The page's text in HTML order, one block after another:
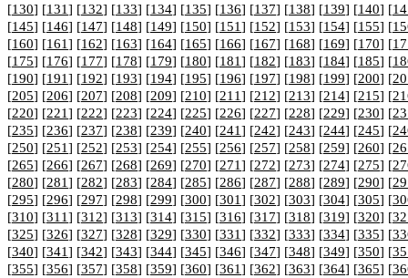
[130] [131] [132] [133] [134] [135] [136] [137] [138] [139] [140] [
[145] [146] [147] [148] [149] [150] [151] [152] [153] [154] [155] [
[160] [161] [162] [163] [164] [165] [166] [167] [168] [169] [170] [
[175] [176] [177] [178] [179] [180] [181] [182] [183] [184] [185] [
[190] [191] [192] [193] [194] [195] [196] [197] [198] [199] [200] [
[205] [206] [207] [208] [209] [210] [211] [212] [213] [214] [215] [
[220] [221] [222] [223] [224] [225] [226] [227] [228] [229] [230] [
[235] [236] [237] [238] [239] [240] [241] [242] [243] [244] [245] [
[250] [251] [252] [253] [254] [255] [256] [257] [258] [259] [260] [
[265] [266] [267] [268] [269] [270] [271] [272] [273] [274] [275] [
[280] [281] [282] [283] [284] [285] [286] [287] [288] [289] [290] [
[295] [296] [297] [298] [299] [300] [301] [302] [303] [304] [305] [
[310] [311] [312] [313] [314] [315] [316] [317] [318] [319] [320] [
[325] [326] [327] [328] [329] [330] [331] [332] [333] [334] [335] [
[340] [341] [342] [343] [344] [345] [346] [347] [348] [349] [350] [
[355] [356] [357] [358] [359] [360] [361] [362] [363] [364] [365] [